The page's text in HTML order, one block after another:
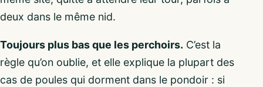
deux dans le même nid.
Toujours plus bas que les perchoirs. C’est la
règle qu’on oublie, et elle explique la plupart des
cas de poules qui dorment dans le pondoir : si